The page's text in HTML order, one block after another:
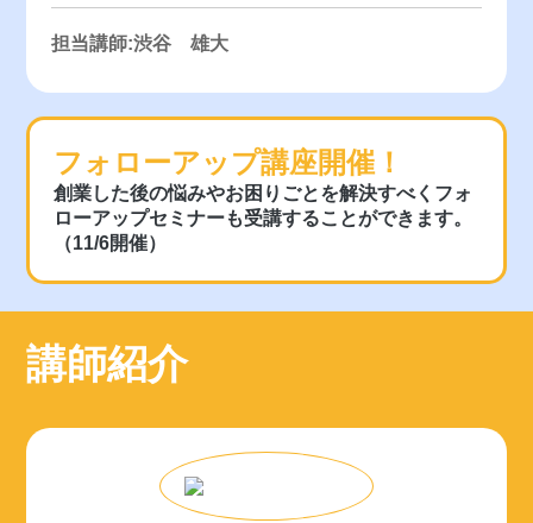
担当講師:渋谷 雄大
フォローアップ講座開催！
創業した後の悩みやお困りごとを解決すべくフォ
ローアップセミナーも受講することができます。
（11/6開催）
講師紹介